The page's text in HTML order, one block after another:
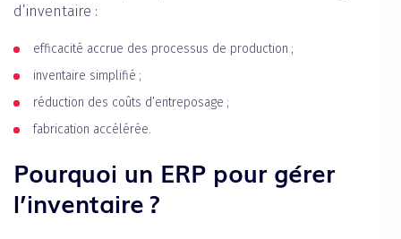
d’inventaire :
efficacité accrue des processus de production ;
inventaire simplifié ;
réduction des coûts d’entreposage ;
fabrication accélérée.
Pourquoi un ERP pour gérer
l’inventaire ?